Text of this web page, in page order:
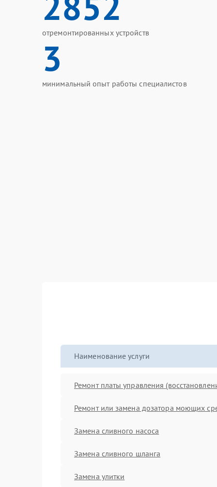
отремонтированных устройств
3
минимальный опыт работы специалистов
Наименование услуги
Ремонт платы управления
Ремонт или замена дозатора моющих
Замена сливного насоса
Замена сливного шланга
Замена улитки